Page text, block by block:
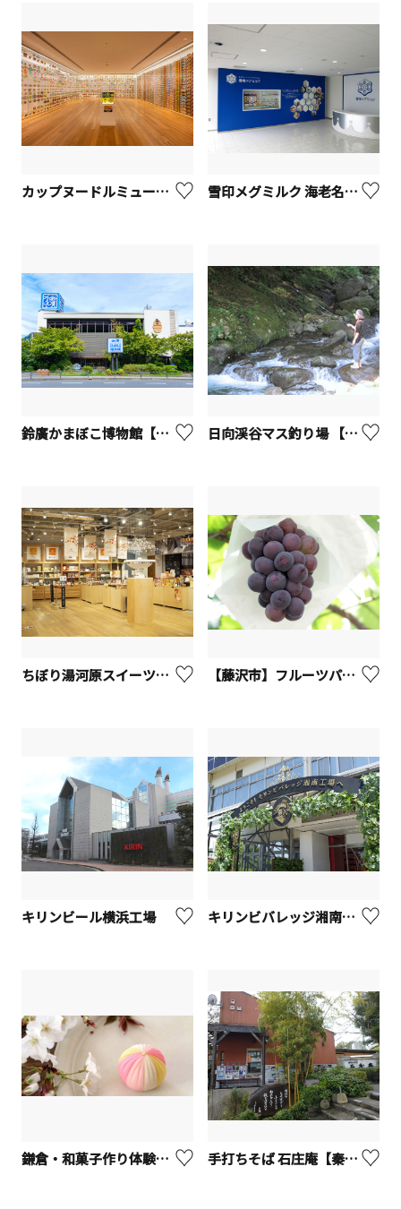
カップヌードルミュージアム 横浜【横浜市】 雪印メグミルク 海老名工場
鈴廣かまぼこ博物館【小田原市】 日向渓谷マス釣り場 【伊勢原市】
ちぼり湯河原スイーツファクトリー【湯河原町】 【藤沢市】フルーツパーク長後
キリンビール横浜工場 キリンビバレッジ湘南工場（午後の紅茶ツアー）【寒川町】
鎌倉・和菓子作り体験「手毬」【鎌倉市】 手打ちそば 石庄庵【秦野市】